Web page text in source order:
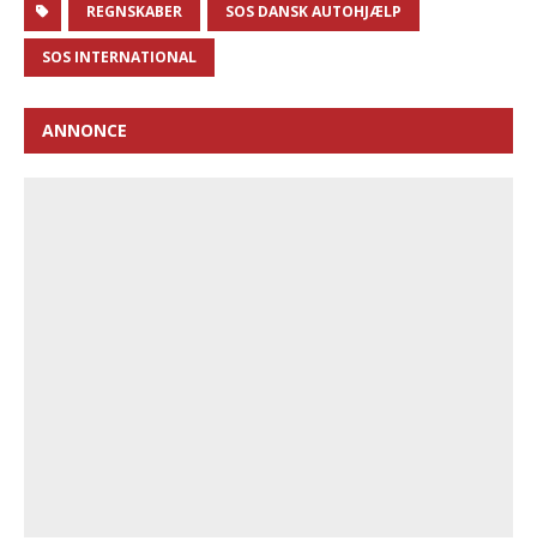
REGNSKABER SOS DANSK AUTOHJÆLP
SOS INTERNATIONAL
ANNONCE